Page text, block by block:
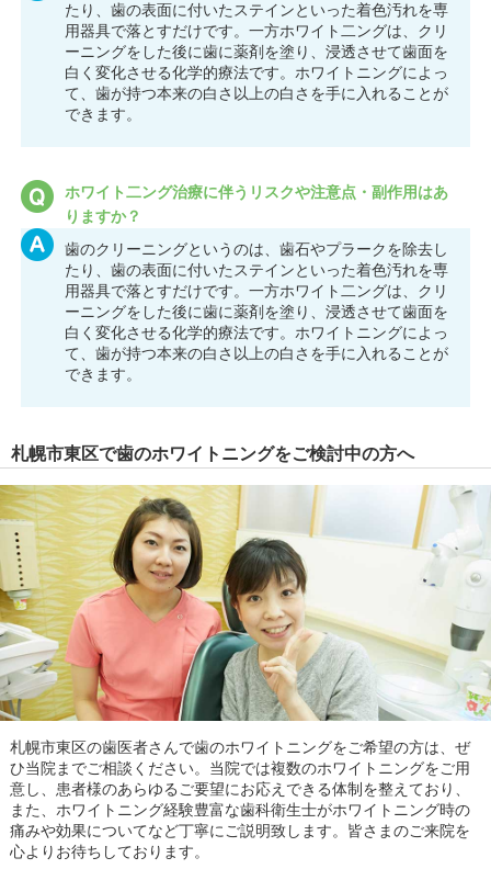
たり、歯の表面に付いたステインといった着色汚れを専
用器具で落とすだけです。一方ホワイト二ングは、クリ
ーニングをした後に歯に薬剤を塗り、浸透させて歯面を
白く変化させる化学的療法です。ホワイトニングによっ
て、歯が持つ本来の白さ以上の白さを手に入れることが
できます。
ホワイト二ング治療に伴うリスクや注意点・副作用はあ
りますか？
歯のクリーニングというのは、歯石やプラークを除去し
たり、歯の表面に付いたステインといった着色汚れを専
用器具で落とすだけです。一方ホワイト二ングは、クリ
ーニングをした後に歯に薬剤を塗り、浸透させて歯面を
白く変化させる化学的療法です。ホワイトニングによっ
て、歯が持つ本来の白さ以上の白さを手に入れることが
できます。
札幌市東区で歯のホワイトニングをご検討中の方へ
札幌市東区の歯医者さんで歯のホワイトニングをご希望の方は、ぜ
ひ当院までご相談ください。当院では複数のホワイトニングをご用
意し、患者様のあらゆるご要望にお応えできる体制を整えており、
また、ホワイトニング経験豊富な歯科衛生士がホワイトニング時の
痛みや効果についてなど丁寧にご説明致します。皆さまのご来院を
心よりお待ちしております。